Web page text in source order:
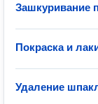
Зашкуривание
Покраска и
Удаление